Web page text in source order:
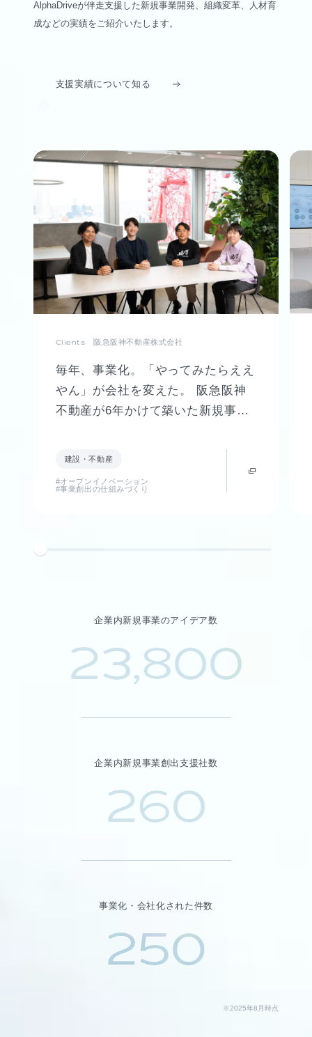
AlphaDriveが伴走支援した新規事業開発、組織変革、人材育
成などの実績をご紹介いたします。
支援実績について知る
Clients 阪急阪神不動産株式会社
毎年、事業化。「やってみたらええ
やん」が会社を変えた。 阪急阪神
不動産が6年かけて築いた新規事業
建設・不動産
#オープンイノベーション
#事業創出の仕組みづくり
企業内新規事業のアイデア数
23,800
企業内新規事業創出支援社数
260
事業化・会社化された件数
250
※2025年8月時点